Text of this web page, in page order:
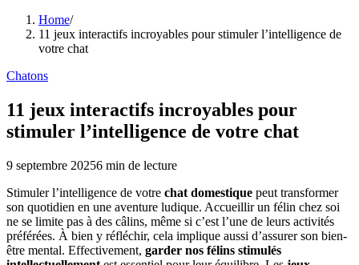
Home/
11 jeux interactifs incroyables pour stimuler l’intelligence de
votre chat
Chatons
11 jeux interactifs incroyables pour
stimuler l’intelligence de votre chat
9 septembre 20256 min de lecture
Stimuler l’intelligence de votre chat domestique peut transformer
son quotidien en une aventure ludique. Accueillir un félin chez soi
ne se limite pas à des câlins, même si c’est l’une de leurs activités
préférées. À bien y réfléchir, cela implique aussi d’assurer son bien-
être mental. Effectivement, garder nos félins stimulés